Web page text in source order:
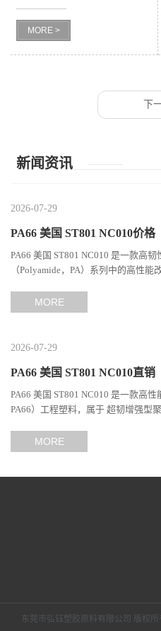
留
级 高抗冲 高强度 化妆瓶子
MORE >
下
新闻资讯
2026-07-29
PA66 美国 ST801 NC010价格
PA66 美国 ST801 NC010 是一款高
（Polyamide，PA）系列中的高性
MORE
2026-07-29
PA66 美国 ST801 NC010直销
PA66 美国 ST801 NC010 是一款高
PA66）工程塑料，属于 超韧增强型
MORE
东莞市弘钰塑胶原料有限公司 版权所